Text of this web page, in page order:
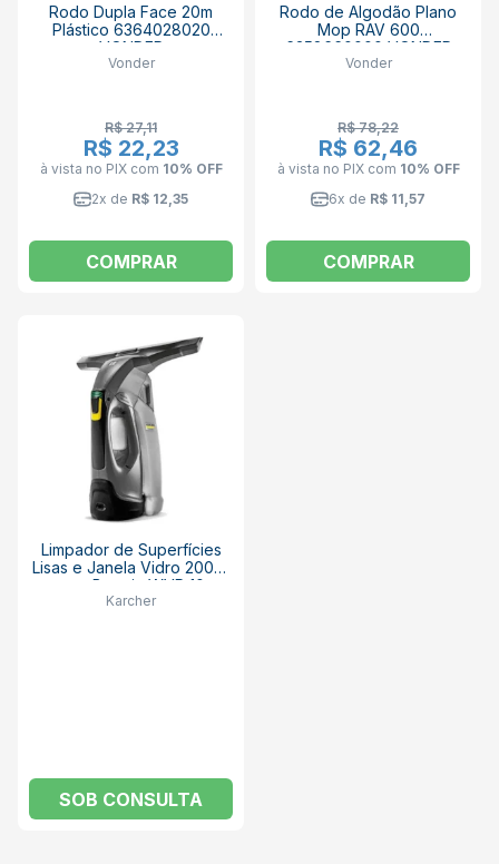
Rodo Dupla Face 20m
Plástico 6364028020
VONDER
Vonder
R$ 27,11
R$ 22,23
à vista no PIX com 10% OFF
2x de R$ 12,35
COMPRAR
Rodo de Algodão Plano
Mop RAV 600
6358660000 VONDER
Vonder
R$ 78,22
R$ 62,46
à vista no PIX com 10% OFF
6x de R$ 11,57
COMPRAR
Limpador de Superfícies
Lisas e Janela Vidro 200ml
com Bateria WVP 10
KARCHER
Karcher
SOB CONSULTA